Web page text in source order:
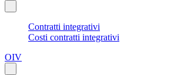
Contratti integrativi
Costi contratti integrativi
OIV